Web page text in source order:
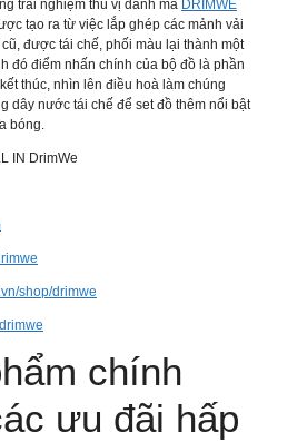
trải nghiệm thú vị dành mà DRIMWE
tạo ra từ việc lắp ghép các mảnh vải
được tái chế, phối màu lại thành một
đó điểm nhấn chính của bộ đồ là phần
thúc, nhìn lên điều hoà làm chúng
dây nước tái chế để set đồ thêm nổi bật
bóng.
IN DrimWe
shop/drimwe
chính
ưu đãi hấp